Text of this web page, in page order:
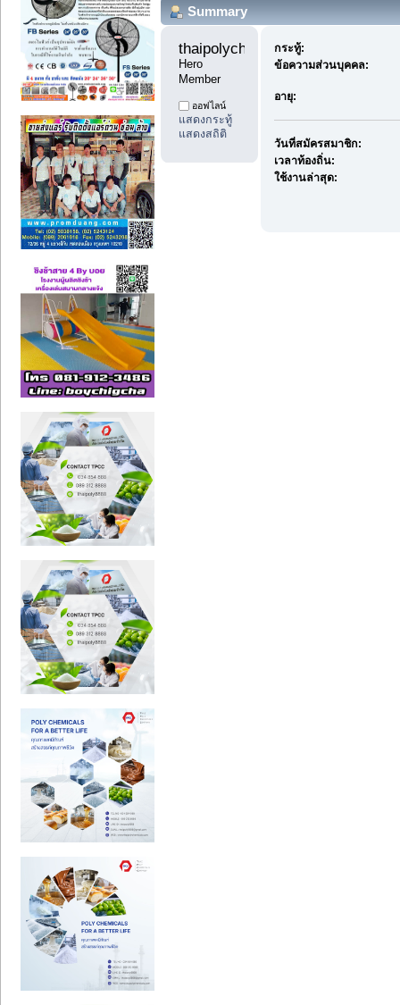
Summary
thaipolychem888
Hero
Member
ออฟไลน์
แสดงกระทู้
แสดงสถิติ
กระทู้:
ข้อความส่วนบุคคล:
อายุ:
วันที่สมัครสมาชิก:
เวลาท้องถิ่น:
ใช้งานล่าสุด: